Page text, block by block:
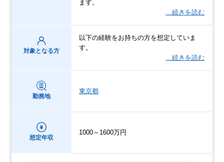
ます。
…続きを読む
対象となる方
以下の経験をお持ちの方を想定していま
す。
…続きを読む
勤務地
東京都
想定年収
1000～1600万円